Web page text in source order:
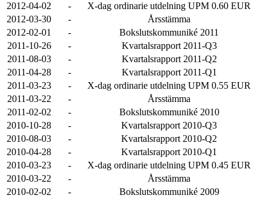
2012-04-02
-
X-dag ordinarie utdelning UPM 0.60 EUR
2012-03-30
-
Årsstämma
2012-02-01
-
Bokslutskommuniké 2011
2011-10-26
-
Kvartalsrapport 2011-Q3
2011-08-03
-
Kvartalsrapport 2011-Q2
2011-04-28
-
Kvartalsrapport 2011-Q1
2011-03-23
-
X-dag ordinarie utdelning UPM 0.55 EUR
2011-03-22
-
Årsstämma
2011-02-02
-
Bokslutskommuniké 2010
2010-10-28
-
Kvartalsrapport 2010-Q3
2010-08-03
-
Kvartalsrapport 2010-Q2
2010-04-28
-
Kvartalsrapport 2010-Q1
2010-03-23
-
X-dag ordinarie utdelning UPM 0.45 EUR
2010-03-22
-
Årsstämma
2010-02-02
-
Bokslutskommuniké 2009